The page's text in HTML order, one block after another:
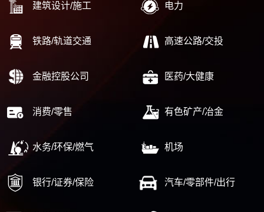
建筑设计/施工 电力
铁路/轨道交通 高速公路/交投
金融控股公司 医药/大健康
消费/零售 有色矿产/冶金
水务/环保/燃气 机场
银行/证券/保险 汽车/零部件/出行